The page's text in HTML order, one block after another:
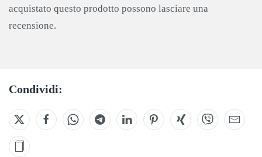
acquistato questo prodotto possono lasciare una
recensione.
Condividi: